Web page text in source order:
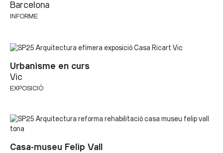
Barcelona
INFORME
Urbanisme en curs
Vic
EXPOSICIÓ
Casa-museu Felip Vall